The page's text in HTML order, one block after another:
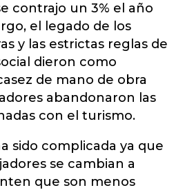
contrajo un 3% el año
el legado de los
y las estrictas reglas de
dieron como
de mano de obra
abandonaron las
con el turismo.
sido complicada ya que
se cambian a
que son menos